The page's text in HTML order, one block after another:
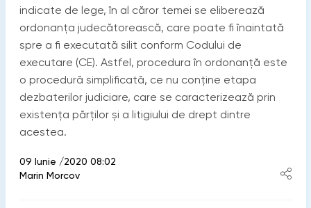
indicate de lege, în al căror temei se eliberează
ordonanţa judecătorească, care poate fi înaintată
spre a fi executată silit conform Codului de
executare (CE). Astfel, procedura în ordonanţă este
o procedură simplificată, ce nu conţine etapa
dezbaterilor judiciare, care se caracterizează prin
existenţa părţilor și a litigiului de drept dintre
acestea.
09 Iunie /2020 08:02
Marin Morcov